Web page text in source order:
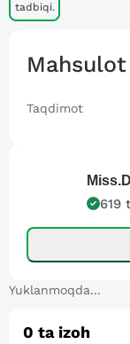
tadbiqi.
Taqdimot
619
Yuklanmoqda...
0 ta izoh